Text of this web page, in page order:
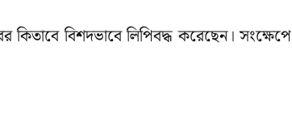
কিতাবে বিশদভাবে লিপিবদ্ধ করেছেন। সংক্ষেপে